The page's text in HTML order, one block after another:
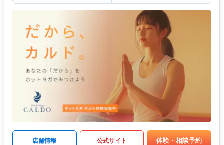
店舗情報 公式サイト 体験・相談予約